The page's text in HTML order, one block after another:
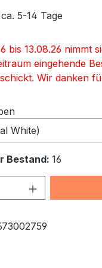
5-14 Tage
bis 13.08.26 nimmt
eingehende
Wir danken
White)
Bestand: 16
Anzahl: Gib